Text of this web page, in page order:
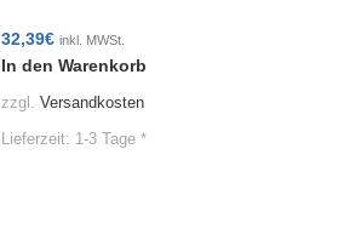
32,39€ inkl. MWSt.
In den Warenkorb
zzgl. Versandkosten
Lieferzeit: 1-3 Tage *